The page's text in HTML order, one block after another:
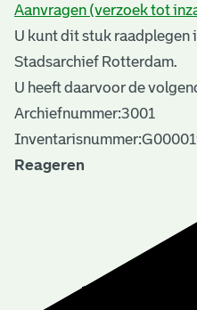
Aanvragen (verzoek tot
U kunt dit stuk raadplegen
Stadsarchief Rotterdam.
U heeft daarvoor de
Archiefnummer:3001
Reageren